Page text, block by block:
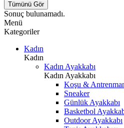
Tümünü Gör
Sonuç bulunamadı.
Menü
Kategoriler
Kadın
Kadın
Kadın Ayakkabı
Kadın Ayakkabı
Koşu &
Sneaker
Günlük Ayakkabı
Basketbol
Outdoor Ayakkabı